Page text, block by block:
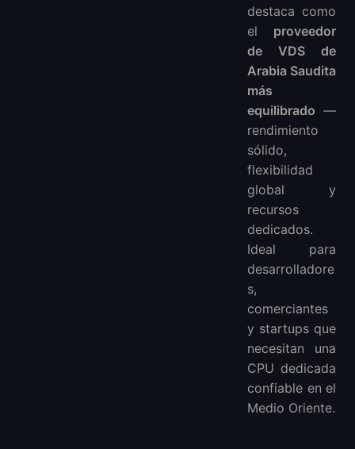
destaca como
el proveedor
de VDS de
Arabia Saudita
más
equilibrado —
rendimiento
sólido,
flexibilidad
global y
recursos
dedicados.
Ideal para
desarrolladore
s,
comerciantes
y startups que
necesitan una
CPU dedicada
confiable en el
Medio Oriente.